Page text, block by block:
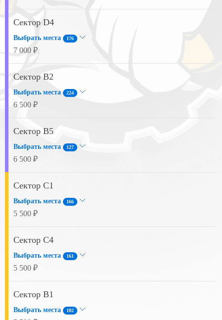
Сектор D4
Выбрать места 176
7 000 ₽
Сектор B2
Выбрать места 224
6 500 ₽
Сектор B5
Выбрать места 127
6 500 ₽
Сектор C1
Выбрать места 166
5 500 ₽
Сектор C4
Выбрать места 161
5 500 ₽
Сектор B1
Выбрать места 102